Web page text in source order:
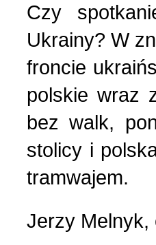
Czy
Ukrainy? W
froncie
polskie wraz
bez walk,
stolicy i
tramwajem.
Jerzy Melnyk,